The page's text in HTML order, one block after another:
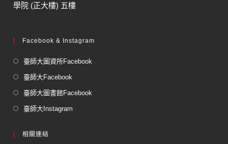
學院 (正大樓) 五樓
Facebook & Instagram
臺師大圖資所Facebook
臺師大Facebook
臺師大圖書館Facebook
臺師大Instagram
相關連結